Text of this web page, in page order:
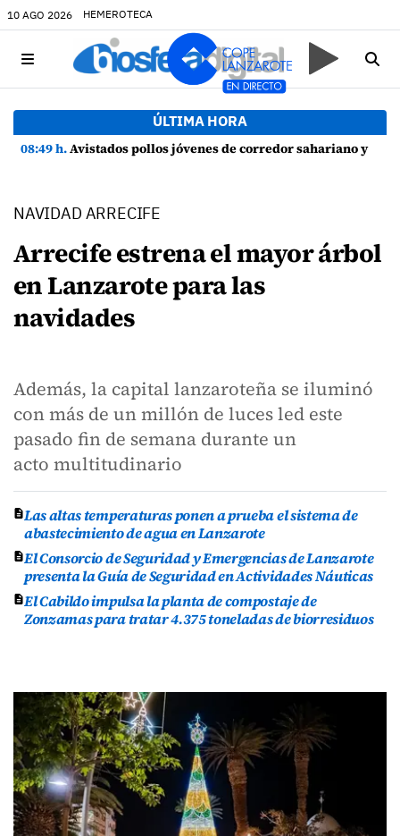
10 AGO 2026 HEMEROTECA
ÚLTIMA HORA
08:49 h.Avistados pollos jóvenes de corredor sahariano y episodios de cortejo de hubara cerca del rally de Lanzarote
NAVIDAD ARRECIFE
Arrecife estrena el mayor árbol
en Lanzarote para las
navidades
Además, la capital lanzaroteña se iluminó
con más de un millón de luces led este
pasado fin de semana durante un
acto multitudinario
Las altas temperaturas ponen a prueba el sistema de
abastecimiento de agua en Lanzarote
El Consorcio de Seguridad y Emergencias de Lanzarote
presenta la Guía de Seguridad en Actividades Náuticas
El Cabildo impulsa la planta de compostaje de
Zonzamas para tratar 4.375 toneladas de biorresiduos